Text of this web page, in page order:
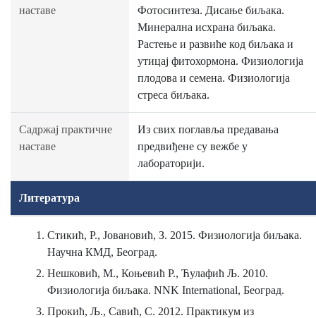
наставе
Фотосинтеза. Дисање биљака.
Минерална исхрана биљака.
Растење и развиће код биљака и
утицај фитохормона. Физиологија
плодова и семена. Физиологија
стреса биљака.
Садржај практичне
наставе
Из свих поглавља предавања
предвиђене су вежбе у
лабораторији.
Литература
Стикић, Р., Јовановић, З. 2015. Физиологија биљака.
Научна КМД, Београд.
Нешковић, М., Коњевић Р., Ћулафић Љ. 2010.
Физиологија биљака. NNK International, Београд.
Прокић, Љ., Савић, С. 2012. Практикум из